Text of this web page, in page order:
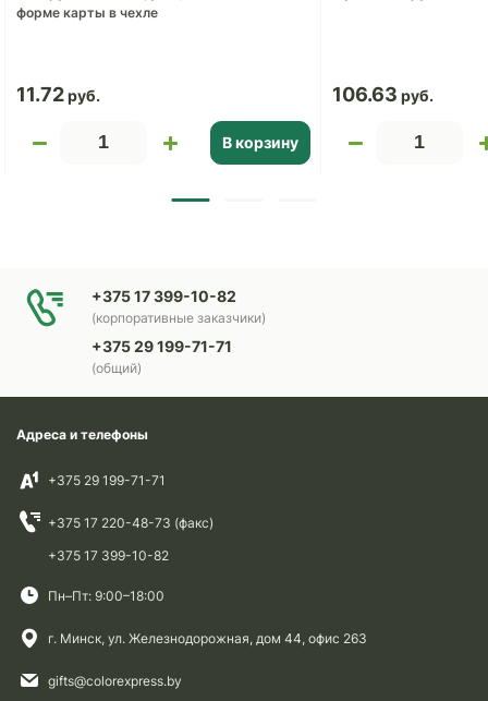
форме карты в чехле
11.72
В корзину
106.63
+375 17 399-10-82
(корпоративные заказчики)
+375 29 199-71-71
(общий)
Адреса и телефоны
+375 29 199-71-71
+375 17 220-48-73 (факс)
+375 17 399-10-82
Пн–Пт: 9:00–18:00
г. Минск, ул. Железнодорожная, дом 44, офис 263
gifts@colorexpress.by